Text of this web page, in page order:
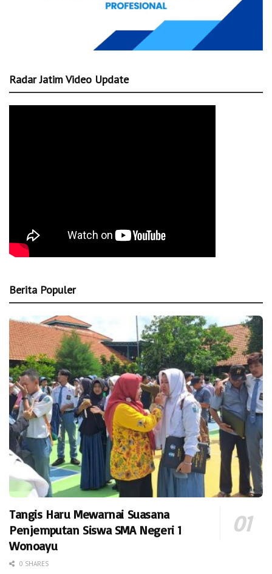
Radar Jatim Video Update
Berita Populer
Tangis Haru Mewarnai Suasana
Penjemputan Siswa SMA Negeri 1
Wonoayu
0 SHARES